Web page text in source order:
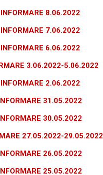
INFORMARE 8.06.2022
INFORMARE 7.06.2022
INFORMARE 6.06.2022
3.06.2022-5.06.2022
INFORMARE 2.06.2022
31.05.2022
30.05.2022
27.05.2022-29.05.2022
26.05.2022
25.05.2022